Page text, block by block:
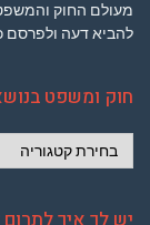
מעולם החוק
להביא דעה ולפרסם
חוק ומשפט
ומשפט